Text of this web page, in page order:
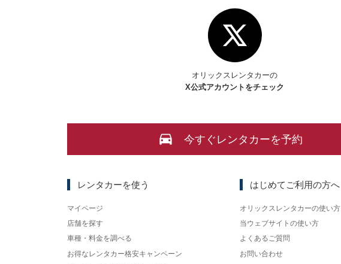
オリックスレンタカーの
X公式アカウントをチェック
今すぐレンタカーを予約
レンタカーを使う
マイページ
店舗を探す
車種・料金を調べる
お得なレンタカー格安キャンペーン
はじめてご利用の方へ
オリックスレンタカーの使い方
当ウェブサイトの使い方
よくあるご質問
お問い合わせ